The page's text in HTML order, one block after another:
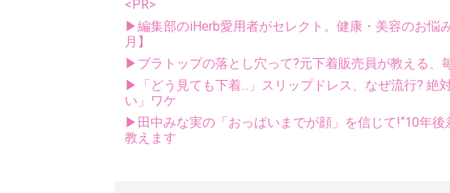
<PR>
▶編集部のiHerb愛用者がセレクト。健康・美容のお悩
月】
▶ブラトップの落とし穴って?元下着販売員が教える、
▶「どう見ても下着...」スリップドレス、なぜ流行? 絶
い」ワケ
▶田中みな実の「おっぱいまでが顔」を信じて!“10年
教えます